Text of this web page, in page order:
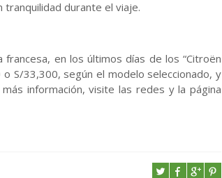
durante el viaje.
en los últimos días de los “Citroën
S/33,300, según el modelo seleccionado, y
información, visite las redes y la página